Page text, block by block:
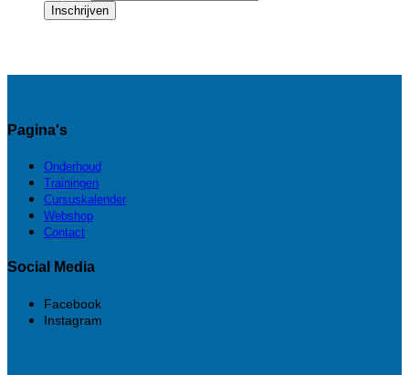
Inschrijven
Pagina's
Onderhoud
Trainingen
Cursuskalender
Webshop
Contact
Social Media
Facebook
Instagram